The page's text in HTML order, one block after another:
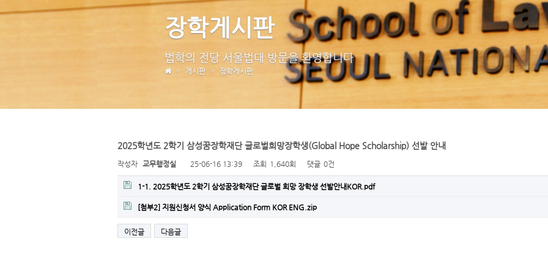
장학게시판
법학의 전당 서울법대 방문을 환영합니다
게시판 장학게시판
2025학년도 2학기 삼성꿈장학재단 글로벌희망장학생(Global Hope Scholarship) 선발 안내
작성자 교무행정실 25-06-16 13:39 조회 1,640회 댓글 0건
1-1. 2025학년도 2학기 삼성꿈장학재단 글로벌 희망 장학생 선발안내KOR.pdf
[첨부2] 지원신청서 양식 Application Form KOR ENG.zip
이전글 다음글